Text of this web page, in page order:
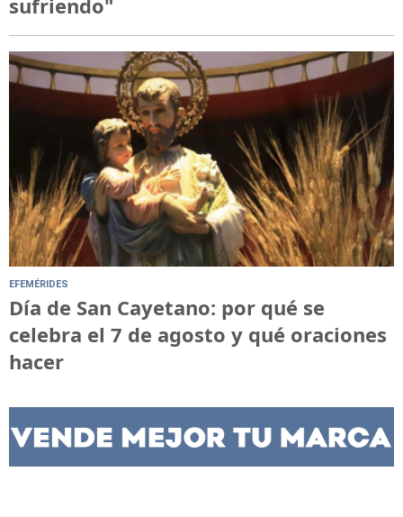
EFEMÉRIDES
Día de San Cayetano: por qué se
celebra el 7 de agosto y qué oraciones
hacer